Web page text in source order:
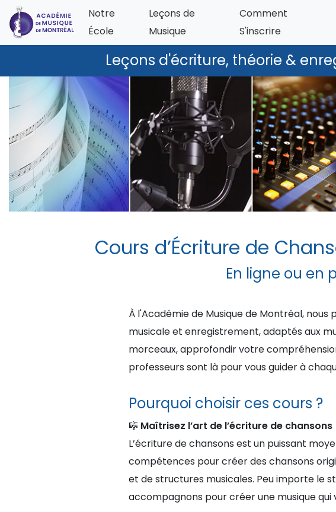
Notre
École
Leçons de
Musique
Comment
S'inscrire
Leçons d'écriture, théorie &
Cours d’Écriture de
En ligne ou en
À l'Académie de Musique de Montréal,
musicale et enregistrement, adaptés aux
morceaux, approfondir votre
professeurs sont là pour vous guider à
Pourquoi choisir ces cours ?
🎼 Maîtrisez l’art de l’écriture de chansons
L’écriture de chansons est un puissant
compétences pour créer des chansons
et de structures musicales. Peu importe le
accompagnons pour créer une musique qui